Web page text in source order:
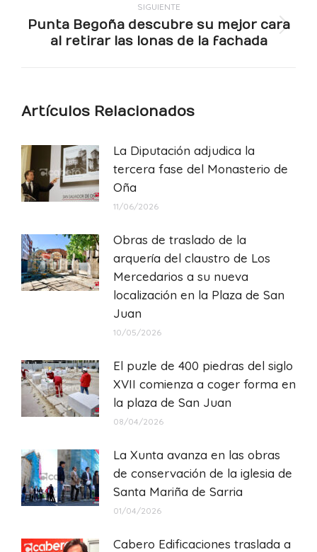
SIGUIENTE
Publicación
Punta Begoña descubre su mejor cara
al retirar las lonas de la fachada
Artículos Relacionados
La Diputación adjudica la
tercera fase del Monasterio de
Oña
11/06/2026
Obras de traslado de la
arquería del claustro de Los
Mercedarios a su nueva
localización en la Plaza de San
Juan
10/05/2026
El puzle de 400 piedras del siglo
XVII comienza a coger forma en
la plaza de San Juan
08/04/2026
La Xunta avanza en las obras
de conservación de la iglesia de
Santa Mariña de Sarria
01/04/2026
Cabero Edificaciones traslada a